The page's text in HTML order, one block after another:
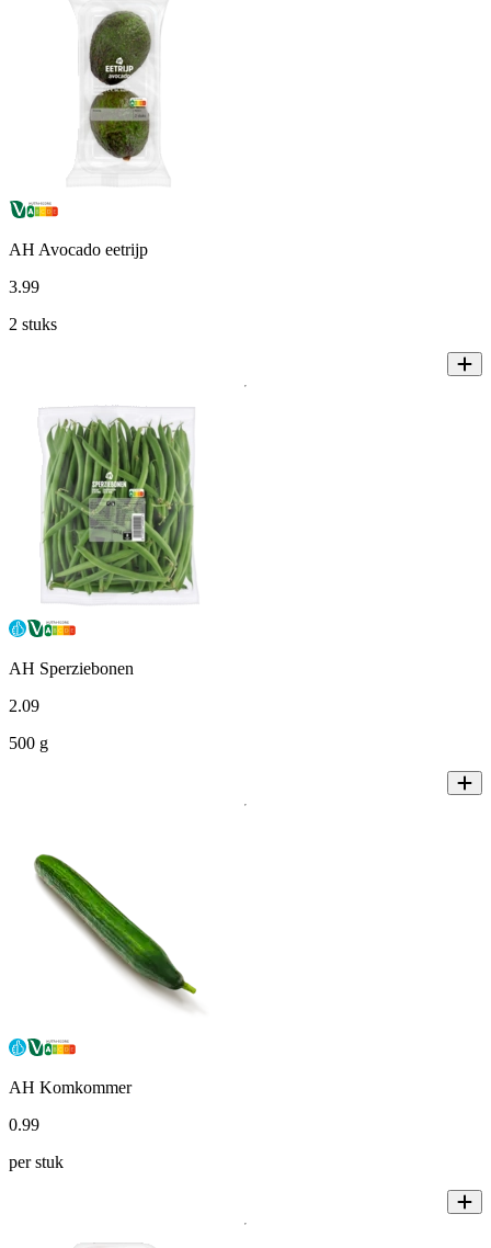
AH Avocado eetrijp
3.99
2 stuks
AH Sperziebonen
2.09
500 g
AH Komkommer
0.99
per stuk